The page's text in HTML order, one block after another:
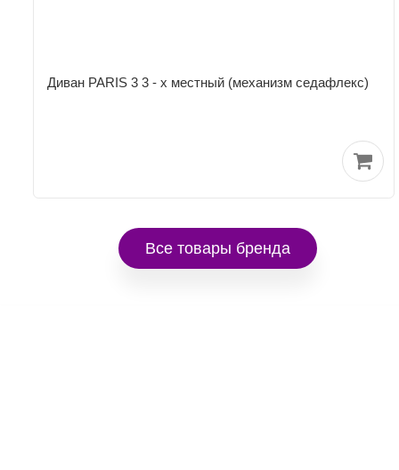
Диван PARIS 3 3 - х местный (механизм седафлекс)
Все товары бренда